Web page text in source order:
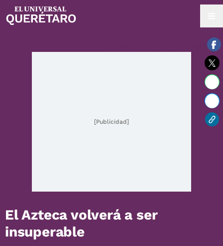
06 / agosto / 2026 | 12:59 hrs.
[Publicidad]
El Azteca volverá a ser
insuperable